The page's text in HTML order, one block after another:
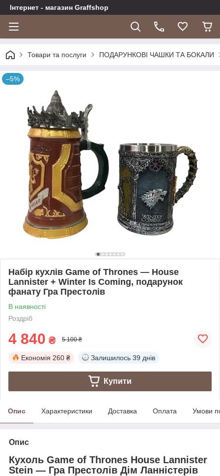
Інтернет - магазин Graffshop
Товари та послуги ПОДАРУНКОВІ ЧАШКИ ТА БОКАЛИ
–5%
Набір кухлів Game of Thrones — House
Lannister + Winter Is Coming, подарунок
фанату Гра Престолів
В наявності
Роздріб
4 840 ₴ 5 100 ₴
Економія 260 ₴ Залишилось 39 днів
Купити
Опис Характеристики Доставка Оплата Умови
Опис
Кухоль Game of Thrones House Lannister
Stein — Гра Престолів Дім Ланністерів